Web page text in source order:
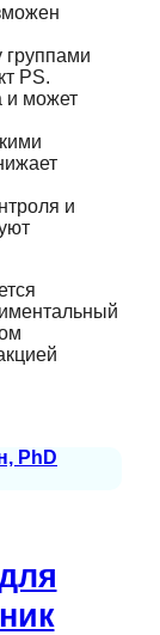
PS.
и может
и
PhD